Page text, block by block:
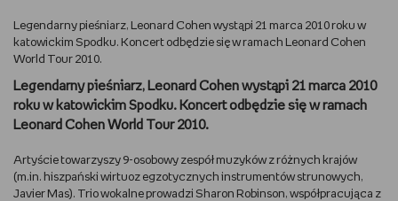
DBAM O URODĘ
TRENUJĘ
MAM ZWIERZĘTA
Legendarny pieśniarz, Leonard Cohen wystąpi 21 marca 2010 roku w
katowickim Spodku. Koncert odbędzie się w ramach Leonard Cohen
World Tour 2010.
Legendarny pieśniarz, Leonard Cohen wystąpi 21 marca 2010
roku w katowickim Spodku. Koncert odbędzie się w ramach
Leonard Cohen World Tour 2010.
Artyście towarzyszy 9-osobowy zespół muzyków z różnych krajów
(m.in. hiszpański wirtuoz egzotycznych instrumentów strunowych,
Javier Mas). Trio wokalne prowadzi Sharon Robinson, współpracująca z